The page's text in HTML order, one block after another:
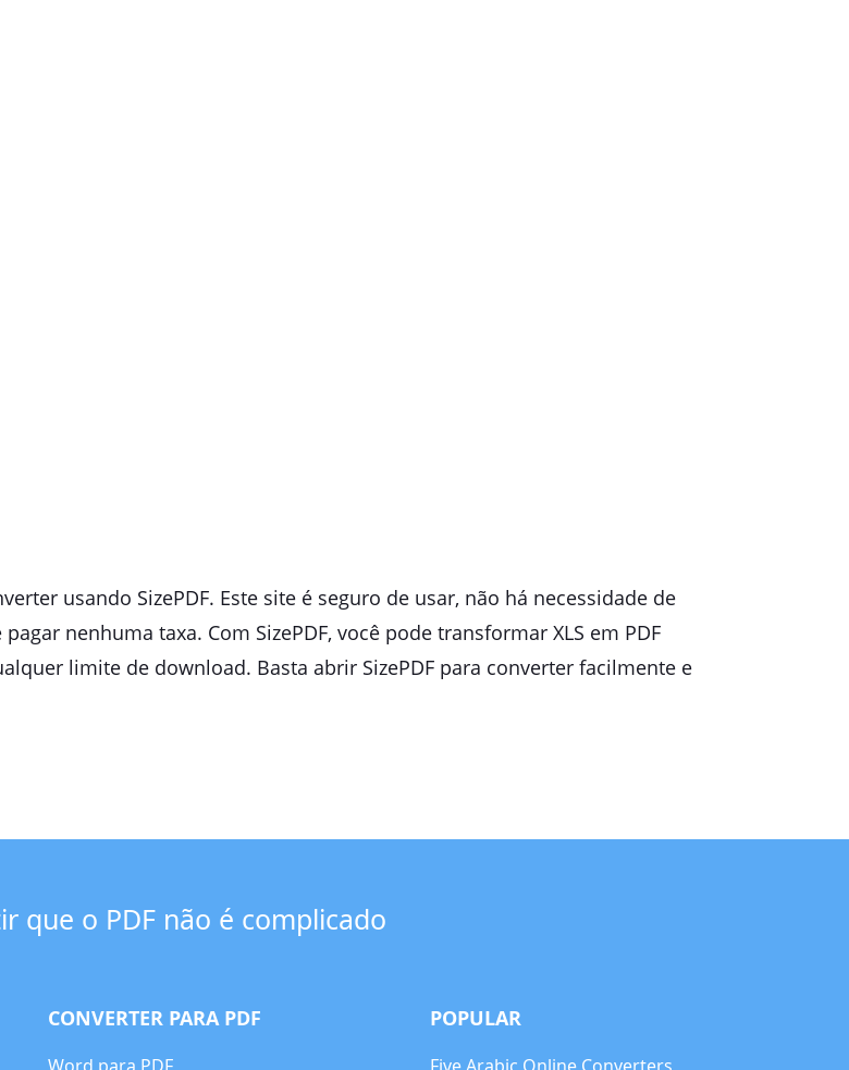
usando SizePDF. Este site é seguro de usar, não há necessidade de
nenhuma taxa. Com SizePDF, você pode transformar XLS em PDF
limite de download. Basta abrir SizePDF para converter facilmente e
que o PDF não é complicado
CONVERTER PARA PDF POPULAR